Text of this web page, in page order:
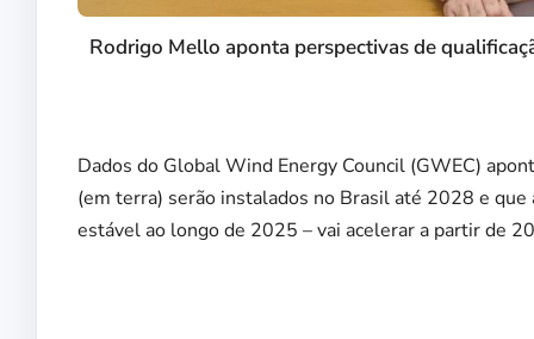
Rodrigo Mello aponta perspectivas de
Dados do Global Wind Energy Council (GWEC)
(em terra) serão instalados no Brasil até 2028 e
estável ao longo de 2025 – vai acelerar a partir de